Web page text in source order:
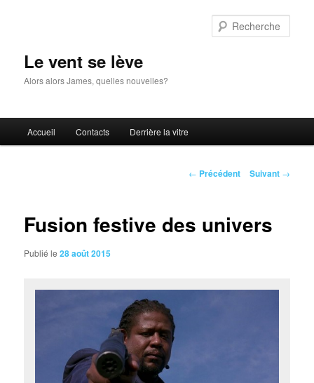
Le vent se lève
Alors alors James, quelles nouvelles?
principal
Accueil Contacts Derrière la vitre
Navigation
← Précédent Suivant →
Fusion festive des univers
Publié le28 août 2015